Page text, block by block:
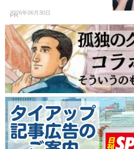
2026年06月30日
PR